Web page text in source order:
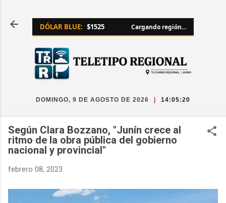
DÓLAR BLUE: $1525 Cargando región...
DOMINGO, 9 DE AGOSTO DE 2026 14:05:21
Según Clara Bozzano, "Junín crece al
ritmo de la obra pública del gobierno
nacional y provincial"
febrero 08, 2023